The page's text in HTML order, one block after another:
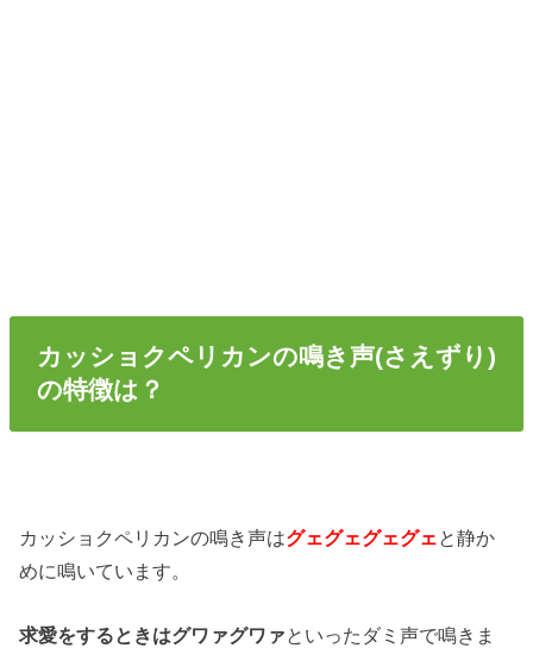
カッショクペリカンの鳴き声(さえずり)
の特徴は？
カッショクペリカンの鳴き声はグェグェグェグェと静か
めに鳴いています。
求愛をするときはグワァグワァといったダミ声で鳴きま